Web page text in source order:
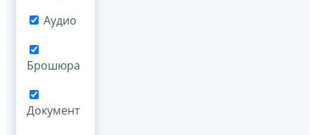
Аудио
Брошюра
Документ